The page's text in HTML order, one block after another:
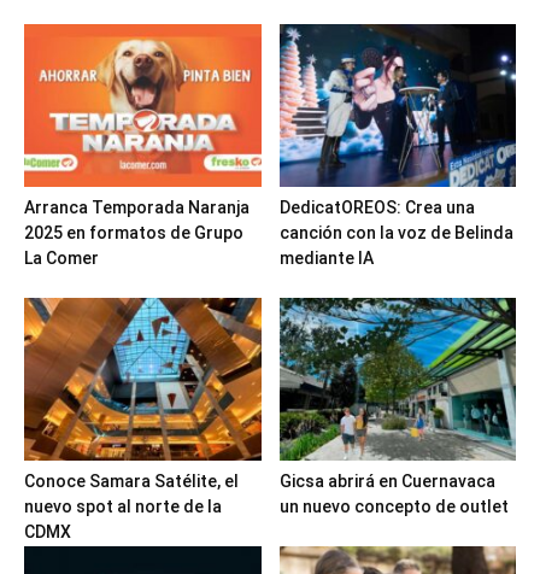
Arranca Temporada Naranja
2025 en formatos de Grupo
La Comer
DedicatOREOS: Crea una
canción con la voz de Belinda
mediante IA
Conoce Samara Satélite, el
nuevo spot al norte de la
CDMX
Gicsa abrirá en Cuernavaca
un nuevo concepto de outlet